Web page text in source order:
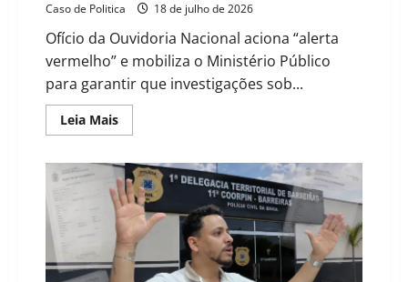
Caso de Politica 18 de julho de 2026
Ofício da Ouvidoria Nacional aciona “alerta
vermelho” e mobiliza o Ministério Público
para garantir que investigações sob...
Leia MaisRead
more
Sismógrafo
de
Brasília:
Como
o
Governo
Federal
monitora
denúncias